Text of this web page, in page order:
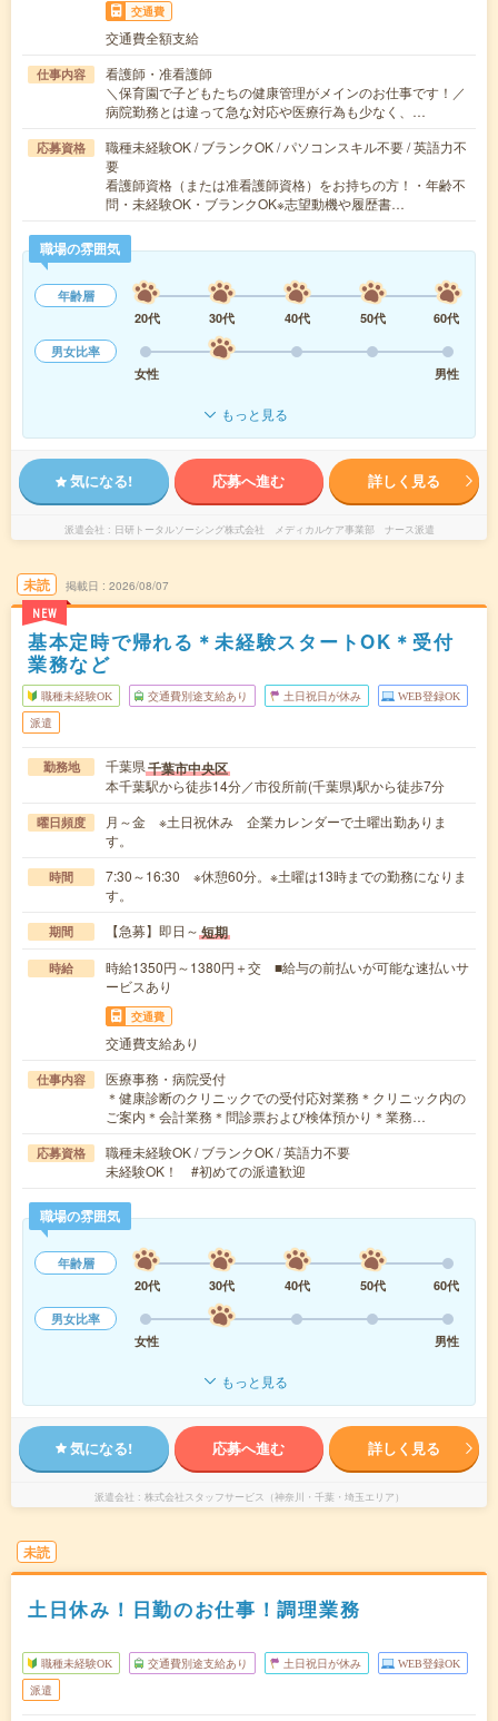
交通費
交通費全額支給
仕事内容
看護師・准看護師
＼保育園で子どもたちの健康管理がメインのお仕事です！／
病院勤務とは違って急な対応や医療行為も少なく、…
応募資格
職種未経験OK / ブランクOK / パソコンスキル不要 / 英語力不
要
看護師資格（または准看護師資格）をお持ちの方！・年齢不
問・未経験OK・ブランクOK※志望動機や履歴書…
職場の雰囲気
年齢層
20代
30代 40代 50代
60代
男女比率
女性
男性
もっと見る
気になる! 応募へ進む 詳しく見る
派遣会社 日研トータルソーシング株式会社 メディカルケア事業部 ナース派遣
未読
NEW
掲載日 2026/08/07
基本定時で帰れる＊未経験スタートOK＊受付
業務など
職種未経験OK 交通費別途支給あり 土日祝日が休み WEB登録OK
派遣
勤務地 千葉県千葉市中央区
本千葉駅から徒歩14分／市役所前(千葉県)駅から徒歩7分
曜日頻度
月～金 ※土日祝休み 企業カレンダーで土曜出勤ありま
す。
時間
7:30～16:30 ※休憩60分。※土曜は13時までの勤務になりま
す。
期間 【急募】即日～ 短期
時給
時給1350円～1380円＋交 ■給与の前払いが可能な速払いサ
ービスあり
交通費
交通費支給あり
仕事内容
医療事務・病院受付
＊健康診断のクリニックでの受付応対業務＊クリニック内の
ご案内＊会計業務＊問診票および検体預かり＊業務…
応募資格
職種未経験OK / ブランクOK / 英語力不要
未経験OK！ #初めての派遣歓迎
職場の雰囲気
年齢層
20代
30代 40代 50代
60代
男女比率
女性
男性
もっと見る
気になる! 応募へ進む 詳しく見る
派遣会社 株式会社スタッフサービス（神奈川・千葉・埼玉エリア）
未読
土日休み！日勤のお仕事！調理業務
職種未経験OK 交通費別途支給あり 土日祝日が休み WEB登録OK
派遣